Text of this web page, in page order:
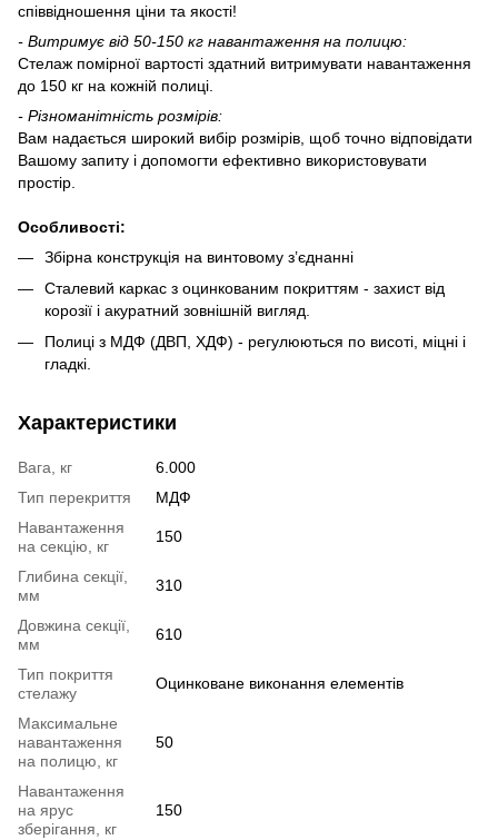
співвідношення ціни та якості!
- Витримує від 50-150 кг навантаження на полицю:
Стелаж помірної вартості здатний витримувати навантаження
до 150 кг на кожній полиці.
- Різноманітність розмірів:
Вам надається широкий вибір розмірів, щоб точно відповідати
Вашому запиту і допомогти ефективно використовувати
простір.
Особливості:
Збірна конструкція на винтовому з’єднанні
Сталевий каркас з оцинкованим покриттям - захист від
корозії і акуратний зовнішній вигляд.
Полиці з МДФ (ДВП, ХДФ) - регулюються по висоті, міцні і
гладкі.
Характеристики
Вага, кг
6.000
Тип перекриття
МДФ
Навантаження
на секцію, кг
150
Глибина секції,
мм
310
Довжина секції,
мм
610
Тип покриття
стелажу
Оцинковане виконання елементів
Максимальне
навантаження
на полицю, кг
50
Навантаження
на ярус
зберігання, кг
150